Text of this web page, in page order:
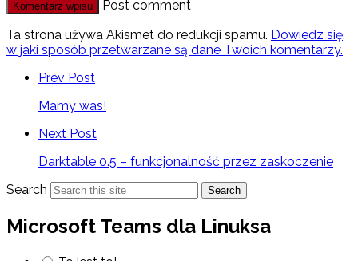
Post comment
Ta strona używa Akismet do redukcji spamu. Dowiedz się,
w jaki sposób przetwarzane są dane Twoich komentarzy.
Prev Post
Mamy was!
Next Post
Darktable 0.5 – funkcjonalność przez zaskoczenie
Search
Search
Microsoft Teams dla Linuksa